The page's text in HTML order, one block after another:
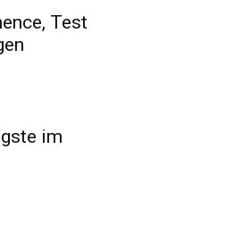
Test
im